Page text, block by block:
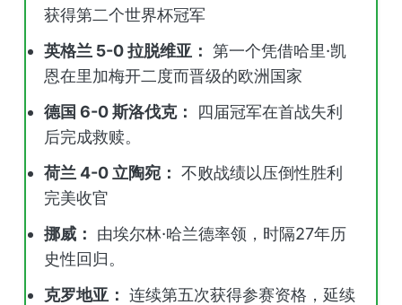
获得第二个世界杯冠军
英格兰 5-0 拉脱维亚： 第一个凭借哈里·凯
恩在里加梅开二度而晋级的欧洲国家
德国 6-0 斯洛伐克：
四届冠军在首战失利
后完成救赎。
荷兰 4-0 立陶宛： 不败战绩以压倒性胜利
完美收官
挪威：
由埃尔林·哈兰德率领，时隔27年历
史性回归。
克罗地亚： 连续第五次获得参赛资格，延续